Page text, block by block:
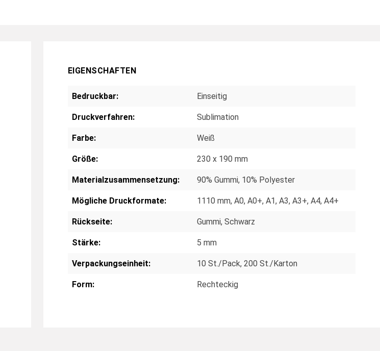
EIGENSCHAFTEN
Bedruckbar: Einseitig
Druckverfahren: Sublimation
Farbe: Weiß
Größe: 230 x 190 mm
Materialzusammensetzung: 90% Gummi, 10% Polyester
Mögliche Druckformate: 1110 mm, A0, A0+, A1, A3, A3+, A4, A4+
Rückseite: Gummi, Schwarz
Stärke: 5 mm
Verpackungseinheit: 10 St./Pack, 200 St./Karton
Form: Rechteckig